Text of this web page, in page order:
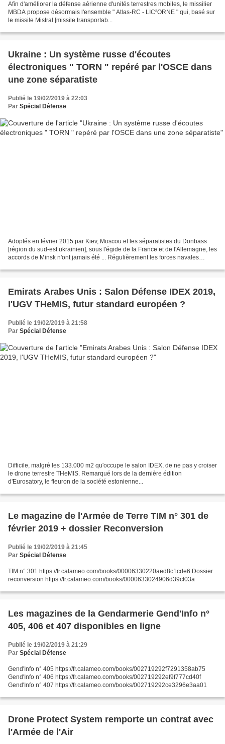
Afin d'améliorer la défense aérienne d'unités terrestres mobiles, le missilier
MBDA propose désormais l'ensemble " Atlas-RC - LIC²ORNE " qui, basé sur
le missile Mistral [missile transportab...
Ukraine : Un système russe d'écoutes
électroniques " TORN " repéré par l'OSCE dans
une zone séparatiste
Publié le 19/02/2019 à 22:03
Par Spécial Défense
Adoptés en février 2015 par Kiev, Moscou et les séparatistes du Donbass
[région du sud-est ukrainien], sous l'égide de la France et de l'Allemagne, les
accords de Minsk n'ont jamais été ... Régulièrement les forces navales
Emirats Arabes Unis : Salon Défense IDEX 2019,
l'UGV THeMIS, futur standard européen ?
Publié le 19/02/2019 à 21:58
Par Spécial Défense
Difficile, malgré les 133.000 m2 qu'occupe le salon IDEX, de ne pas y croiser
le drone terrestre THeMIS. Remarqué lors de la dernière édition
d'Eurosatory, le fleuron de la société estonienne...
Le magazine de l'Armée de Terre TIM n° 301 de
février 2019 + dossier Reconversion
Publié le 19/02/2019 à 21:45
Par Spécial Défense
TIM n° 301 https://fr.calameo.com/books/00006330220aed8c1cde6 Dossier
reconversion https://fr.calameo.com/books/0000633024906d39cf03a
Les magazines de la Gendarmerie Gend'Info n°
405, 406 et 407 disponibles en ligne
Publié le 19/02/2019 à 21:29
Par Spécial Défense
Gend'Info n° 405 https://fr.calameo.com/books/002719292f7291358ab75
Gend'Info n° 406 https://fr.calameo.com/books/002719292ef9f777cd40f
Gend'Info n° 407 https://fr.calameo.com/books/002719292ce3296e3aa01
Drone Protect System remporte un contrat avec
l'Armée de l'Air